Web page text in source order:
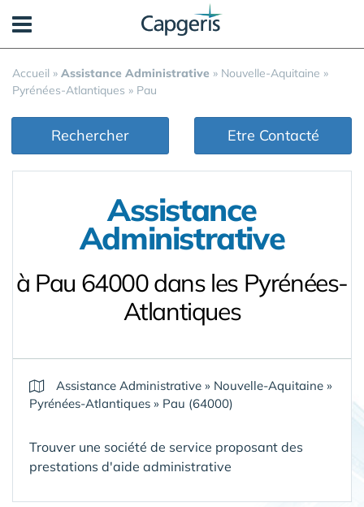
Accueil » Assistance Administrative » Nouvelle-Aquitaine »
Pyrénées-Atlantiques » Pau
Rechercher Etre Contacté
Assistance
Administrative
à Pau 64000 dans les Pyrénées-
Atlantiques
Assistance Administrative » Nouvelle-Aquitaine »
Pyrénées-Atlantiques » Pau (64000)
Trouver une société de service proposant des
prestations d'aide administrative